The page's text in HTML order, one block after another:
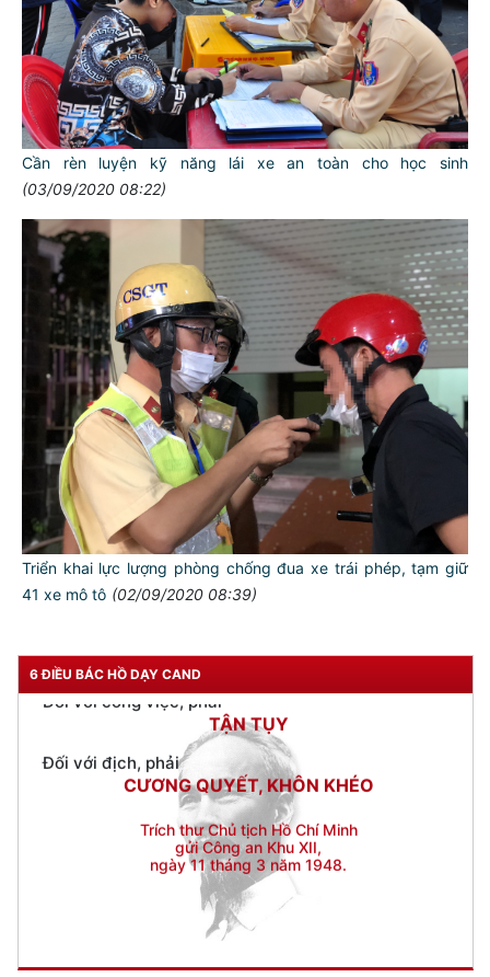
Cần rèn luyện kỹ năng lái xe an toàn cho học sinh
(03/09/2020 08:22)
Triển khai lực lượng phòng chống đua xe trái phép, tạm giữ
41 xe mô tô (02/09/2020 08:39)
6 ĐIỀU BÁC HỒ DẠY CAND
TƯ CÁCH
NGƯỜI CÔNG AN CÁCH MỆNH LÀ:
Đối với tự mình, phải
CẦN, KIỆM, LIÊM, CHÍNH
Đối với đồng sự, phải
THÂN ÁI GIÚP ĐỠ
Đối với chính phủ, phải
TUYỆT ĐỐI TRUNG THÀNH
Đối với nhân dân, phải
KÍNH TRỌNG LỄ PHÉP
Đối với địch, phải
CƯƠNG QUYẾT, KHÔN KHÉO
Trích thư Chủ tịch Hồ Chí Minh
gửi Công an Khu XII,
ngày 11 tháng 3 năm 1948.